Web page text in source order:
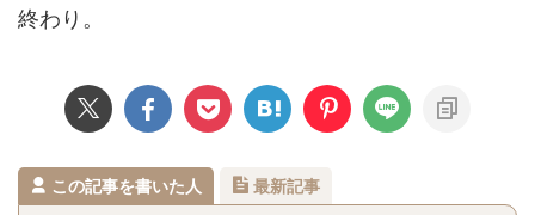
終わり。
この記事を書いた人 最新記事